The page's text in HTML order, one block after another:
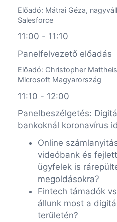
Előadó: Mátrai Géza,
Salesforce
11:00 - 11:10
Panelfelvezető előadás
Előadó: Christopher
Microsoft Magyarország
11:10 - 12:00
Panelbeszélgetés:
bankoknál koronavírus
Online
videóbank és
ügyfelek is
megoldásokra?
Fintech támadók
állunk most a
területén?